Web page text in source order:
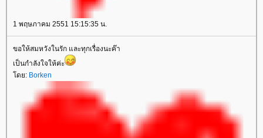
1 พฤษภาคม 2551 15:15:35 น.
ขอให้สมหวังในรัก และทุกเรื่องนะค๊า
เป็นกำลังใจให้ค่ะ
ดย: Borken